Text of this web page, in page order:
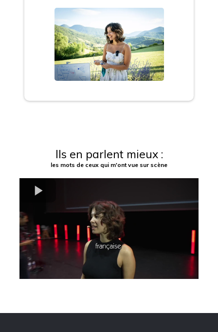
Ils en parlent mieux :
les mots de ceux qui m'ont vue sur scène